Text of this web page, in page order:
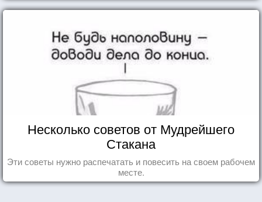
Несколько советов от Мудрейшего
Стакана
Эти советы нужно распечатать и повесить на своем рабочем
месте.